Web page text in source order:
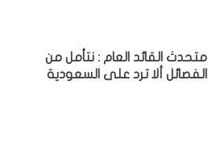
متحدث القائد العام : نتأمل من
الفصائل ألا ترد على السعودية